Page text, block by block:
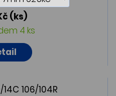
(ks)
4 ks
106/104R